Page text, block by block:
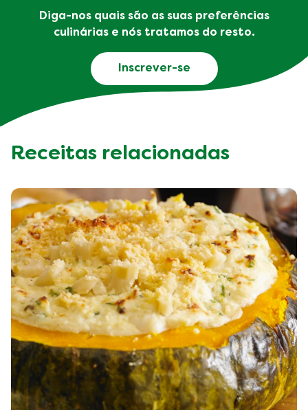
Diga-nos quais são as suas preferências
culinárias e nós tratamos do resto.
Inscrever-se
Receitas relacionadas